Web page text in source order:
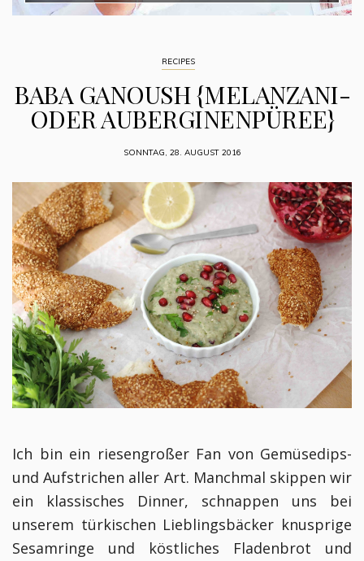
RECIPES
BABA GANOUSH {MELANZANI-
ODER AUBERGINENPÜREE}
SONNTAG, 28. AUGUST 2016
Ich bin ein riesengroßer Fan von Gemüsedips-
und Aufstrichen aller Art. Manchmal skippen wir
ein klassisches Dinner, schnappen uns bei
unserem türkischen Lieblingsbäcker knusprige
Sesamringe und köstliches Fladenbrot und